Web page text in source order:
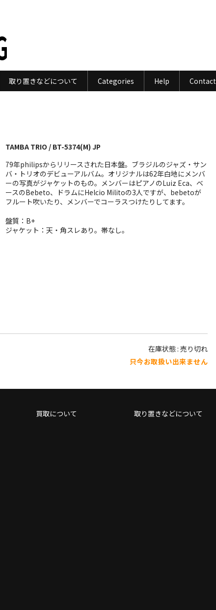
取り置きなどについて Categories Help Contact
TAMBA TRIO / BT-5374(M) JP
79年philipsからリリースされた日本盤。ブラジルのジャズ・サン
バ・トリオのデビューアルバム。オリジナルは62年白地にメンバ
ーの写真がジャケットのもの。メンバーはピアノのLuiz Eca、ベ
ースのBebeto、ドラムにHelcio Militoの3人ですが、bebetoが
フルート吹いたり、メンバーでコーラスつけたりしてます。
盤質：B+
ジャケット：天・角スレあり。帯なし。
在庫状態 : 売り切れ
只今お取扱い出来ません
買取について 取り置きなどについて